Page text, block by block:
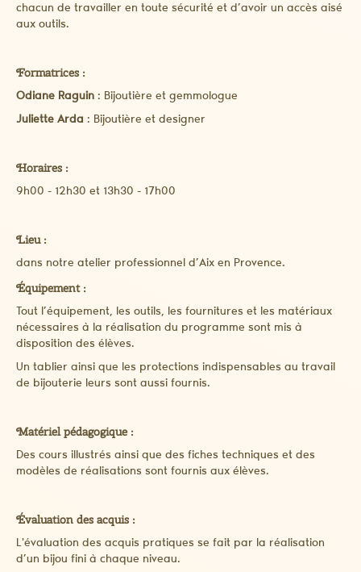
chacun de travailler en toute sécurité et d’avoir un accès aisé
aux outils.
Formatrices :
Odiane Raguin : Bijoutière et gemmologue
Juliette Arda : Bijoutière et designer
Horaires :
9h00 - 12h30 et 13h30 - 17h00
Lieu :
dans notre atelier professionnel d’Aix en Provence.
Équipement :
Tout l’équipement, les outils, les fournitures et les matériaux
nécessaires à la réalisation du programme sont mis à
disposition des élèves.
Un tablier ainsi que les protections indispensables au travail
de bijouterie leurs sont aussi fournis.
Matériel pédagogique :
Des cours illustrés ainsi que des fiches techniques et des
modèles de réalisations sont fournis aux élèves.
Évaluation des acquis :
L'évaluation des acquis pratiques se fait par la réalisation
d’un bijou fini à chaque niveau.